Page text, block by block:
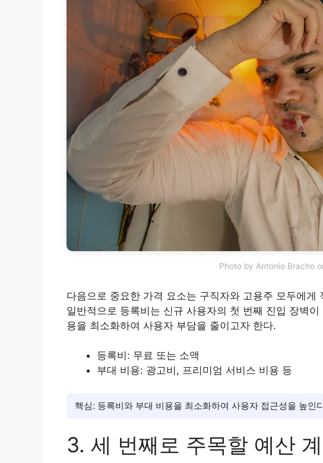
Photo by Antonio Bracho
다음으로 중요한 가격 요소는 구직자와 고용주 모두에게
일반적으로 등록비는 신규 사용자의 첫 번째 진입 장벽
용을 최소화하여 사용자 부담을 줄이고자 한다.
등록비: 무료 또는 소액
부대 비용: 광고비, 프리미엄 서비스 비용 등
핵심: 등록비와 부대 비용을 최소화하여 사용자 접근성을 높인
3. 세 번째로 주목할 예산